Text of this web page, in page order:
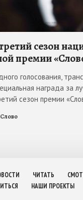
сезон
премии
голосования,
награда за
сезон премии
ЧИТАТЬ
НАШИ ПРОЕКТЫ